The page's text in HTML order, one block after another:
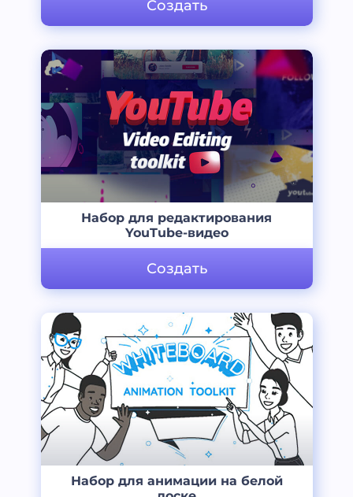
Создать
Набор для редактирования
YouTube-видео
Создать
Набор для анимации на белой